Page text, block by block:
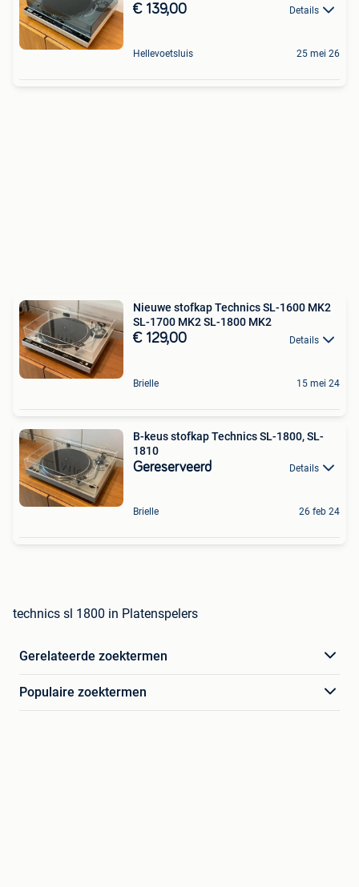
€ 139,00 Details
Hellevoetsluis 25 mei 26
Nieuwe stofkap Technics SL-1600 MK2
SL-1700 MK2 SL-1800 MK2
€ 129,00 Details
Brielle 15 mei 24
B-keus stofkap Technics SL-1800, SL-
1810
Gereserveerd Details
Brielle 26 feb 24
technics sl 1800 in Platenspelers
Gerelateerde zoektermen
Populaire zoektermen